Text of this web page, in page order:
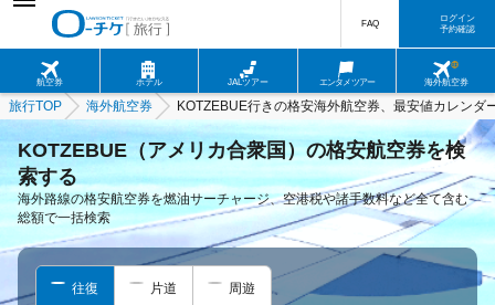
航空券 ホテル JALツアー エンタメツアー 海外航空券
FAQ
ログイン
予約確認
旅行TOP 海外航空券 KOTZEBUE行きの格安海外航空券、最安値カレンダ
KOTZEBUE（アメリカ合衆国）の格安航空券を検
索する
海外路線の格安航空券を燃油サーチャージ、空港税や諸手数料など全て含む
総額で一括検索
往復 片道 周遊